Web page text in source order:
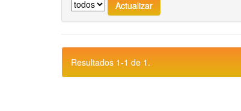
Resultados 1-1 de 1.